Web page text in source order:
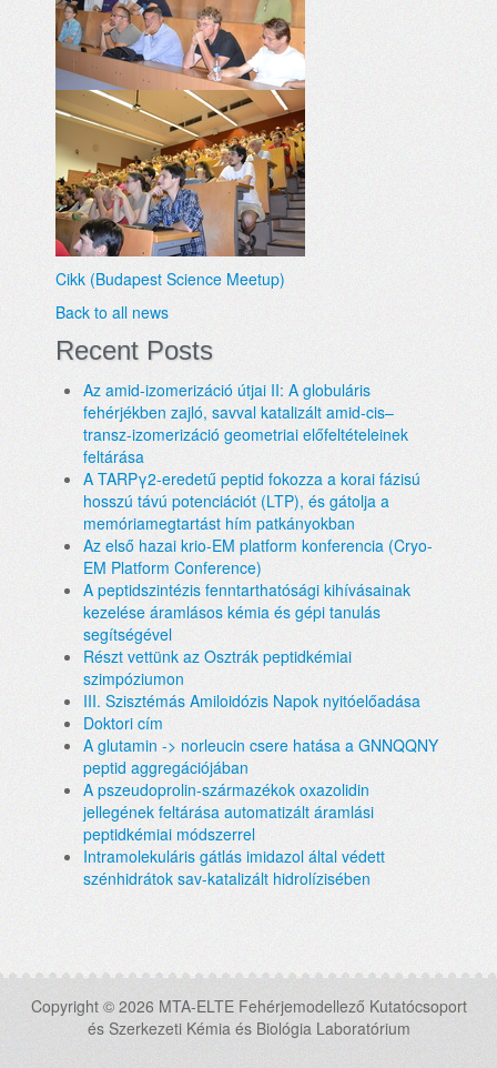
Cikk (Budapest Science Meetup)
Back to all news
Recent Posts
Az amid-izomerizáció útjai II: A globuláris
fehérjékben zajló, savval katalizált amid-cis–
transz-izomerizáció geometriai előfeltételeinek
feltárása
A TARPγ2-eredetű peptid fokozza a korai fázisú
hosszú távú potenciációt (LTP), és gátolja a
memóriamegtartást hím patkányokban
Az első hazai krio-EM platform konferencia (Cryo-
EM Platform Conference)
A peptidszintézis fenntarthatósági kihívásainak
kezelése áramlásos kémia és gépi tanulás
segítségével
Részt vettünk az Osztrák peptidkémiai
szimpóziumon
III. Szisztémás Amiloidózis Napok nyitóelőadása
Doktori cím
A glutamin -> norleucin csere hatása a GNNQQNY
peptid aggregációjában
A pszeudoprolin-származékok oxazolidin
jellegének feltárása automatizált áramlási
peptidkémiai módszerrel
Intramolekuláris gátlás imidazol által védett
szénhidrátok sav-katalizált hidrolízisében
Copyright © 2026 MTA-ELTE Fehérjemodellező Kutatócsoport
és Szerkezeti Kémia és Biológia Laboratórium